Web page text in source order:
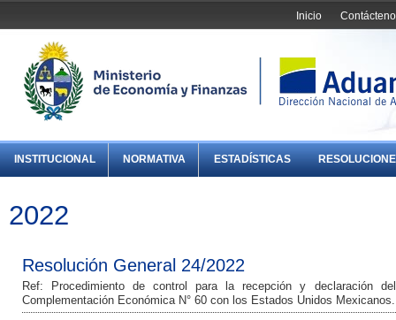
Inicio
INSTITUCIONAL NORMATIVA ESTADÍSTICAS
2022
Resolución General 24/2022
Ref: Procedimiento de control para la recepción y declaración
Complementación Económica N° 60 con los Estados Unidos Mexicanos.